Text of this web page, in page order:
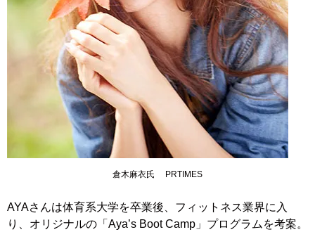
倉木麻衣氏 PRTIMES
AYAさんは体育系大学を卒業後、フィットネス業界に入
り、オリジナルの「Aya’s Boot Camp」プログラムを考案。